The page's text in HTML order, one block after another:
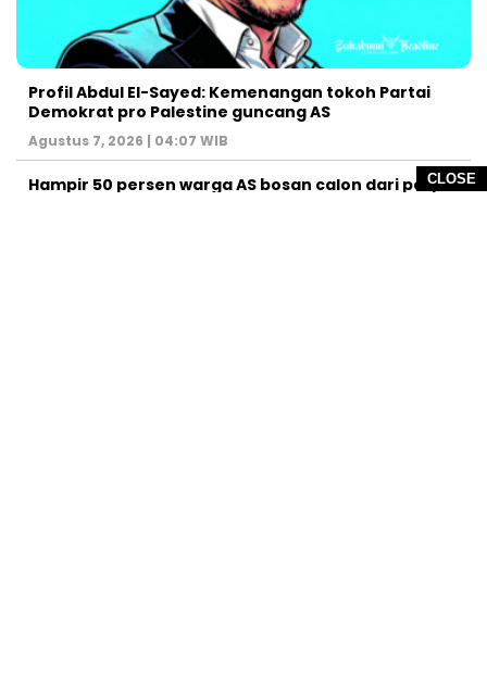
CLOSE
Profil Abdul El-Sayed: Kemenangan tokoh Partai
Demokrat pro Palestine guncang AS
Agustus 7, 2026 | 04:07 WIB
Hampir 50 persen warga AS bosan calon dari parpol